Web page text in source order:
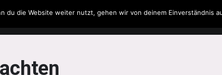
Filme & Serien Musik Spielzeug Literatur
du die Website weiter nutzt, gehen wir von deinem Einverständnis